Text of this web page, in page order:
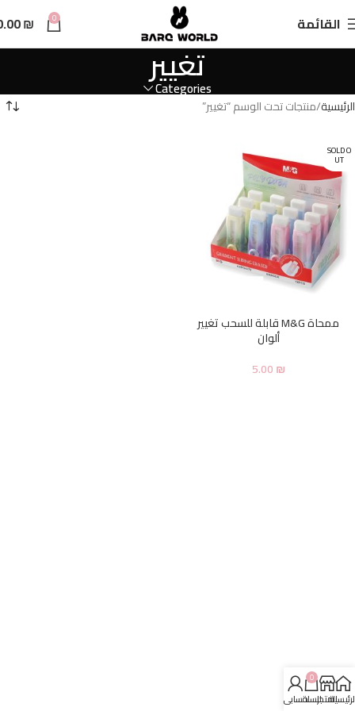
القائمة 0
₪
تغيير
Categories
الرئيسية منتجات تحت الوسم “تغيير”
SOLD O
UT
ممحاة M&G قابلة للسحب تغيير
ألوان
5.00₪
المتجر
0
السلةحسابي